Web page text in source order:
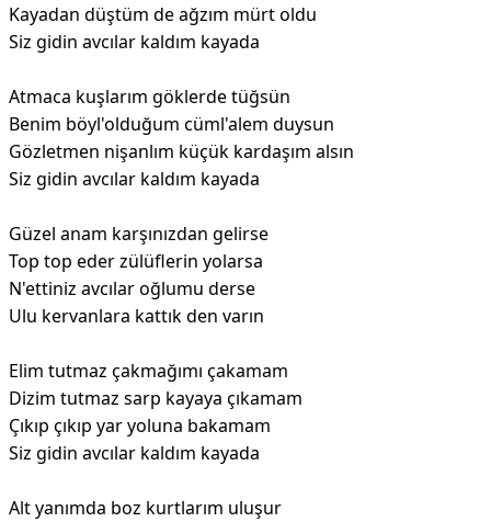
Kayadan düştüm de ağzım mürt oldu
Siz gidin avcılar kaldım kayada
Atmaca kuşlarım göklerde tüğsün
Benim böyl'olduğum cüml'alem duysun
Gözletmen nişanlım küçük kardaşım alsın
Siz gidin avcılar kaldım kayada
Güzel anam karşınızdan gelirse
Top top eder zülüflerin yolarsa
N'ettiniz avcılar oğlumu derse
Ulu kervanlara kattık den varın
Elim tutmaz çakmağımı çakamam
Dizim tutmaz sarp kayaya çıkamam
Çıkıp çıkıp yar yoluna bakamam
Siz gidin avcılar kaldım kayada
Alt yanımda boz kurtlarım uluşur